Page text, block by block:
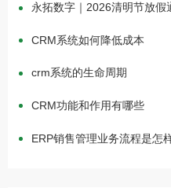
永拓数字｜2026清明节放假
CRM系统如何降低成本
crm系统的生命周期
CRM功能和作用有哪些
ERP销售管理业务流程是怎